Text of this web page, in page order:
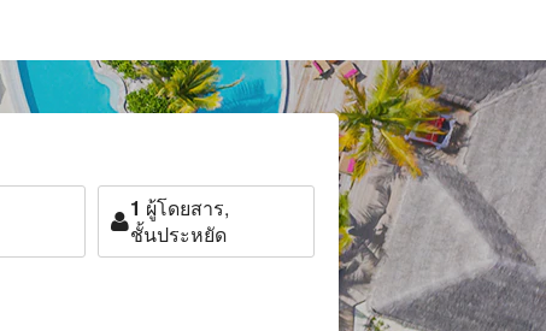
1 ผู้โดยสาร,
ชั้นประหยัด